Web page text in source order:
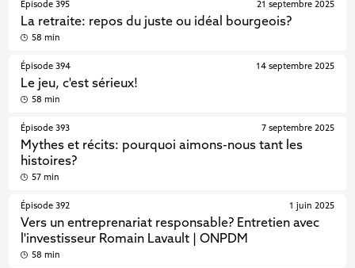
Épisode 395
La retraite: repos du juste ou idéal bourgeois?
21 septembre 2025
58 min
Épisode 394
Le jeu, c'est sérieux!
14 septembre 2025
58 min
Épisode 393
Mythes et récits: pourquoi aimons-nous tant les
histoires?
7 septembre 2025
57 min
Épisode 392
Vers un entreprenariat responsable? Entretien avec
l'investisseur Romain Lavault | ONPDM
1 juin 2025
58 min